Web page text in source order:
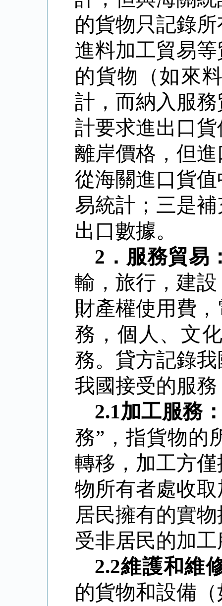
的貨物只記錄
進料加工貿易
的貨物（如來
計，而納入服
計要求進出口
離岸價格，但
從海關進口貨
易統計；三是
出口數據。
2 ． 服務貿易
輸，旅行，建
財產權使用費
務，個人、文
務。貸方記錄
我國接受的服
2.1加工服務
務”，指貨物的
轉移，加工方
物所有者處收
居民擁有的實
受非居民的加
2.2維護和維
的貨物和設備